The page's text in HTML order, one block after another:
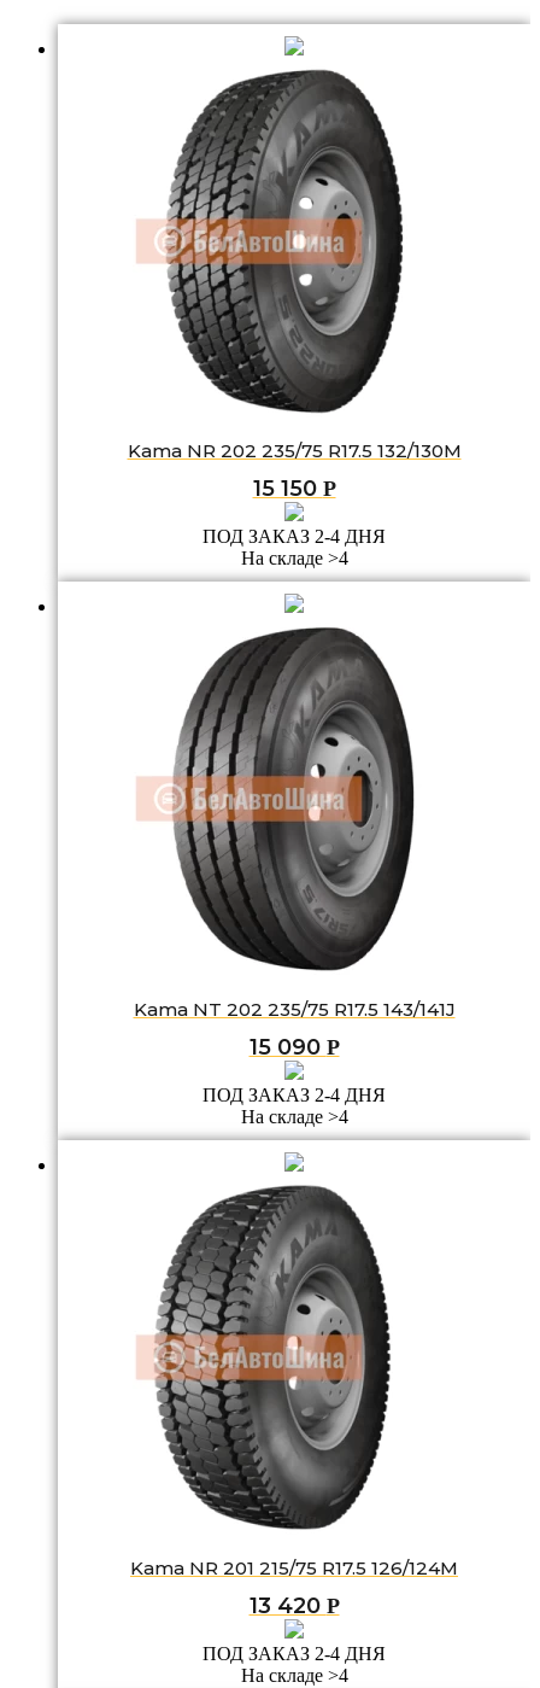
Kama NR 202 235/75 R17.5 132/130M
15 150 Р
ПОД ЗАКАЗ 2-4 ДНЯ
На складе >4
Kama NT 202 235/75 R17.5 143/141J
15 090 Р
ПОД ЗАКАЗ 2-4 ДНЯ
На складе >4
Kama NR 201 215/75 R17.5 126/124M
13 420 Р
ПОД ЗАКАЗ 2-4 ДНЯ
На складе >4